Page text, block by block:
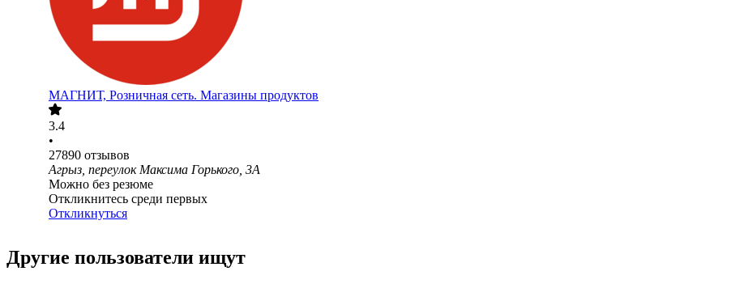
МАГНИТ, Розничная сеть. Магазины продуктов
3.4
•
27890 отзывов
Агрыз, переулок Максима Горького, 3А
Можно без резюме
Откликнитесь среди первых
Откликнуться
Другие пользователи ищут